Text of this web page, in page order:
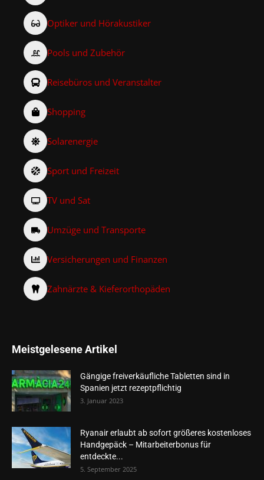
Optiker und Hörakustiker
Pools und Zubehör
Reisebüros und Veranstalter
Shopping
Solarenergie
Sport und Freizeit
TV und Sat
Umzüge und Transporte
Versicherungen und Finanzen
Zahnärzte & Kieferorthopäden
Meistgelesene Artikel
Gängige freiverkäufliche Tabletten sind in
Spanien jetzt rezeptpflichtig
3. Januar 2023
Ryanair erlaubt ab sofort größeres kostenloses
Handgepäck – Mitarbeiterbonus für
entdeckte...
5. September 2025